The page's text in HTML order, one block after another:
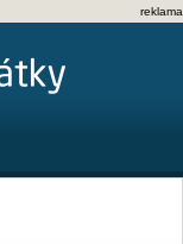
reklama